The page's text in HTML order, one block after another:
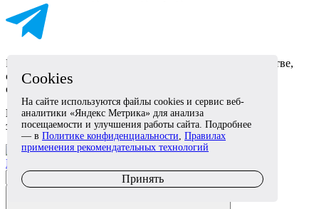
Разбираем реальные кейсы, изменения в законодательстве,
судебную практику, защищаем интересы медицинских
организаций, специалистов и пациентов.
Подписывайтесь, здесь говорят о медицине на языке
закона.
Подписаться
Cookies
На сайте используются файлы cookies и сервис веб-
аналитики «Яндекс Метрика» для анализа
посещаемости и улучшения работы сайта. Подробнее
— в Политике конфиденциальности, Правилах
применения рекомендательных технологий
Принять